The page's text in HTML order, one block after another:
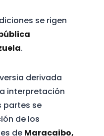
se rigen
.
derivada
interpretación
partes se
de los
de Maracaibo,